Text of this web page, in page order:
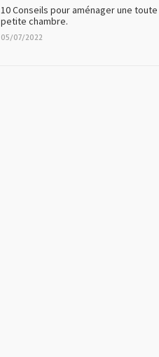
10 Conseils pour aménager une toute
petite chambre.
05/07/2022